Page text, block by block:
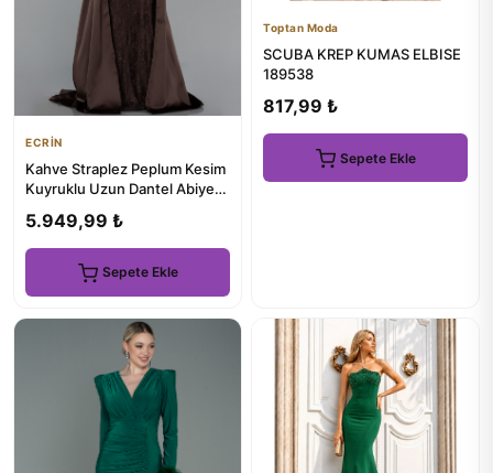
ECRİN
Kahve Straplez Peplum Kesim
Kuyruklu Uzun Dantel Abiye
5.949,99 ₺
Sepete Ekle
Toptan Moda
SCUBA KREP KUMAS ELBISE
189538
817,99 ₺
Sepete Ekle